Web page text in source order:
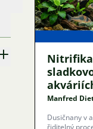
Manfred
Dusičnany v
řiditelný